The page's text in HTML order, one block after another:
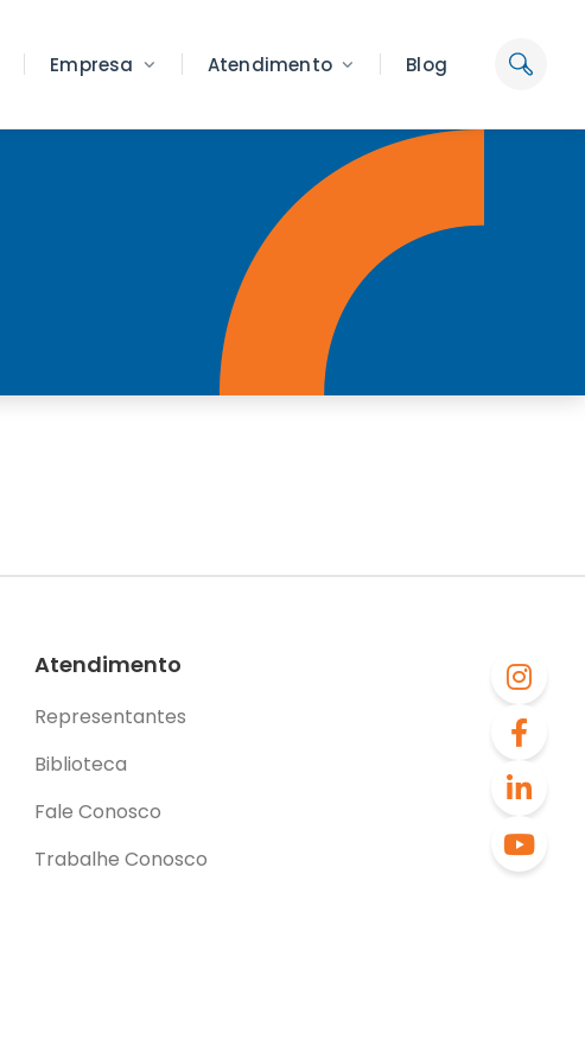
Empresa Atendimento Blog
Atendimento
Representantes
Biblioteca
Fale Conosco
Trabalhe Conosco